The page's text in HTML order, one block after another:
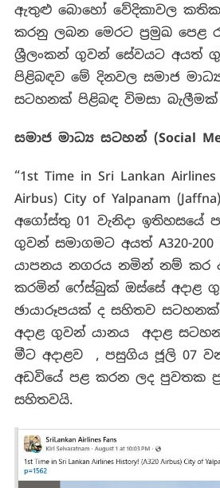
ඇතුළු බොහෝ වේදිකාවල
කරනු ලබන මෙරට ප්‍රමුඛ පෙළ
ශ්‍රීලංකන් ගුවන් සේවයට අයත්
පිළිබඳව මේ දිනවල සමාජ
සටහනක් පිළිබඳ විමසා
සමාජ මාධ්‍ය සටහන්(Social
“1st Time in Sri Lankan
Airbus) City of Yalpanam
අගෝස්තු 01 වැනිදා ඉතිහසයේ
ගුවන් සමාගමට අයත් A320-
යාපනය නගරය නමින් නම් කර
කරමින් ෆේස්බුක් ඔස්සේ අදාළ
ඡායාරූපයක් ද සහිතව
අදාළ ගුවන් යානය අදාළ
මීට අදාළව , පසුගිය ජූලි 07
අඩවියේ පළ කරන ලද පුවතක
සහිතවයි.